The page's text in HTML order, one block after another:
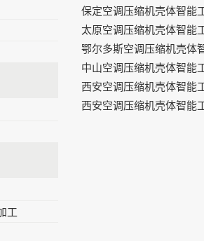
工
保定空调压缩机壳体智能
太原空调压缩机壳体智能
鄂尔多斯空调压缩机壳体
中山空调压缩机壳体智能
西安空调压缩机壳体智能
西安空调压缩机壳体智能